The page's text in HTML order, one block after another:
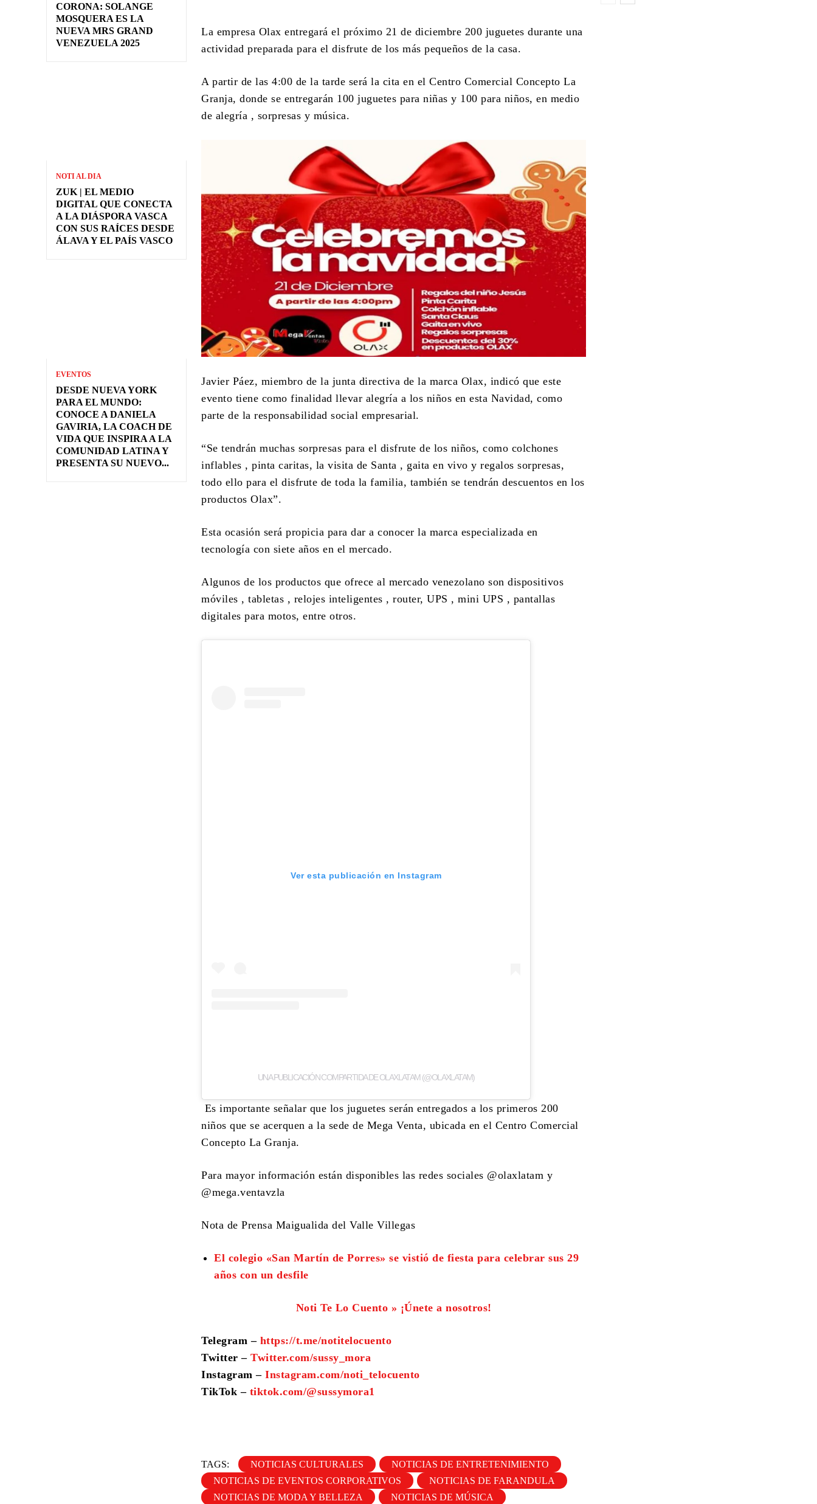
CORONA: SOLANGE
MOSQUERA ES LA
NUEVA MRS GRAND
VENEZUELA 2025
NOTI AL DIA
ZUK | EL MEDIO
DIGITAL QUE CONECTA
A LA DIÁSPORA VASCA
CON SUS RAÍCES DESDE
ÁLAVA Y EL PAÍS VASCO
EVENTOS
DESDE NUEVA YORK
PARA EL MUNDO:
CONOCE A DANIELA
GAVIRIA, LA COACH DE
VIDA QUE INSPIRA A LA
COMUNIDAD LATINA Y
PRESENTA SU NUEVO...
La empresa Olax entregará el próximo 21 de diciembre 200 juguetes durante una
actividad preparada para el disfrute de los más pequeños de la casa.
A partir de las 4:00 de la tarde será la cita en el Centro Comercial Concepto La
Granja, donde se entregarán 100 juguetes para niñas y 100 para niños, en medio
de alegría , sorpresas y música.
Javier Páez, miembro de la junta directiva de la marca Olax, indicó que este
evento tiene como finalidad llevar alegría a los niños en esta Navidad, como
parte de la responsabilidad social empresarial.
“Se tendrán muchas sorpresas para el disfrute de los niños, como colchones
inflables , pinta caritas, la visita de Santa , gaita en vivo y regalos sorpresas,
todo ello para el disfrute de toda la familia, también se tendrán descuentos en los
productos Olax”.
Esta ocasión será propicia para dar a conocer la marca especializada en
tecnología con siete años en el mercado.
Algunos de los productos que ofrece al mercado venezolano son dispositivos
móviles , tabletas , relojes inteligentes , router, UPS , mini UPS , pantallas
digitales para motos, entre otros.
Ver esta publicación en Instagram
UNA PUBLICACIÓN COMPARTIDA DE OLAXLATAM (@OLAXLATAM)
Es importante señalar que los juguetes serán entregados a los primeros 200
niños que se acerquen a la sede de Mega Venta, ubicada en el Centro Comercial
Concepto La Granja.
Para mayor información están disponibles las redes sociales @olaxlatam y
@mega.ventavzla
Nota de Prensa Maigualida del Valle Villegas
El colegio «San Martín de Porres» se vistió de fiesta para celebrar sus 29
años con un desfile
Noti Te Lo Cuento » ¡Únete a nosotros!
Telegram – https://t.me/notitelocuento
Twitter –Twitter.com/sussy_mora
Instagram –Instagram.com/noti_telocuento
TikTok – tiktok.com/@sussymora1
TAGS: NOTICIAS CULTURALES
NOTICIAS DE ENTRETENIMIENTO
NOTICIAS DE EVENTOS CORPORATIVOS
NOTICIAS DE FARANDULA
NOTICIAS DE MODA Y BELLEZA
NOTICIAS DE MÚSICA